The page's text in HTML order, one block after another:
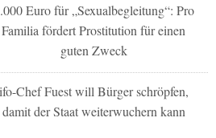
Euro für „Sexualbegleitung“: Pro
Familia fördert Prostitution für einen
guten Zweck
ifo-Chef Fuest will Bürger schröpfen,
damit der Staat weiterwuchern kann